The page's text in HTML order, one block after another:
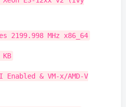
2199.998 MHz x86_64
KB
Enabled &VM-x/AMD-V